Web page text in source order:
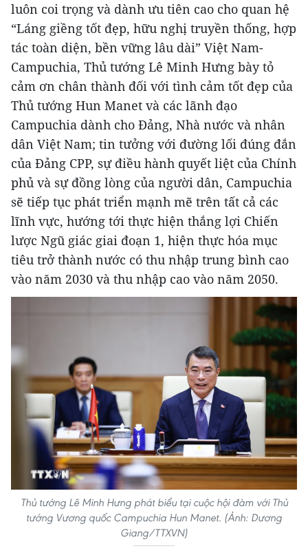
luôn coi trọng và dành ưu tiên cao cho quan hệ
“Láng giềng tốt đẹp, hữu nghị truyền thống, hợp
tác toàn diện, bền vững lâu dài” Việt Nam-
Campuchia, Thủ tướng Lê Minh Hưng bày tỏ
cảm ơn chân thành đối với tình cảm tốt đẹp của
Thủ tướng Hun Manet và các lãnh đạo
Campuchia dành cho Đảng, Nhà nước và nhân
dân Việt Nam; tin tưởng với đường lối đúng đắn
của Đảng CPP, sự điều hành quyết liệt của Chính
phủ và sự đồng lòng của người dân, Campuchia
sẽ tiếp tục phát triển mạnh mẽ trên tất cả các
lĩnh vực, hướng tới thực hiện thắng lợi Chiến
lược Ngũ giác giai đoạn 1, hiện thực hóa mục
tiêu trở thành nước có thu nhập trung bình cao
vào năm 2030 và thu nhập cao vào năm 2050.
Thủ tướng Lê Minh Hưng phát biểu tại cuộc hội đàm với Thủ
tướng Vương quốc Campuchia Hun Manet. (Ảnh: Dương
Giang/TTXVN)